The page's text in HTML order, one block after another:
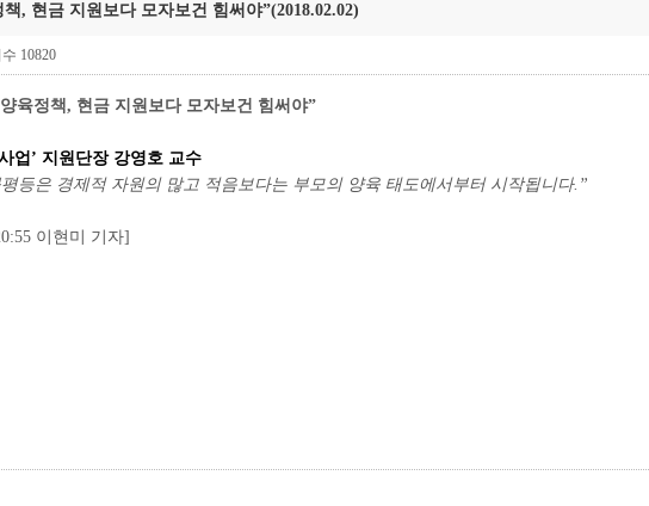
, 현금 지원보다 모자보건 힘써야”(2018.02.02)
10820
육정책, 현금 지원보다 모자보건 힘써야”
업’ 지원단장 강영호 교수
등은 경제적 자원의 많고 적음보다는 부모의 양육 태도에서부터 시작됩니다.”
이현미 기자]